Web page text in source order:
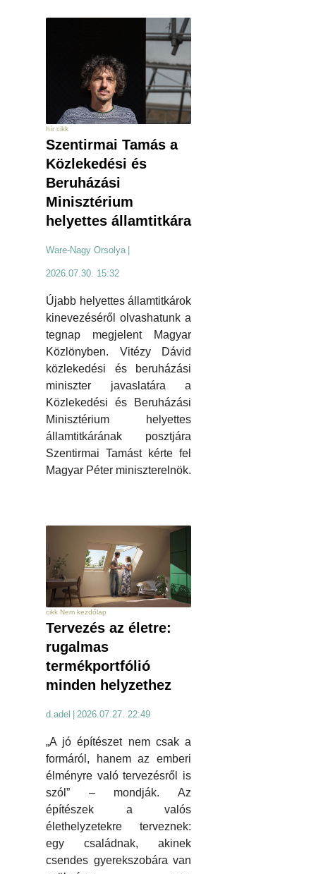
hír cikk
Szentirmai Tamás a
Közlekedési és
Beruházási
Minisztérium
helyettes államtitkára
Ware-Nagy Orsolya
2026.07.30. 15:32
Újabb helyettes államtitkárok
kinevezéséről olvashatunk a
tegnap megjelent Magyar
Közlönyben. Vitézy Dávid
közlekedési és beruházási
miniszter javaslatára a
Közlekedési és Beruházási
Minisztérium helyettes
államtitkárának posztjára
Szentirmai Tamást kérte fel
Magyar Péter miniszterelnök.
cikk Nem kezdőlap
Tervezés az életre:
rugalmas
termékportfólió
minden helyzethez
d.adel 2026.07.27. 22:49
„A jó építészet nem csak a
formáról, hanem az emberi
élményre való tervezésről is
szól” – mondják. Az
építészek a valós
élethelyzetekre terveznek:
egy családnak, akinek
csendes gyerekszobára van